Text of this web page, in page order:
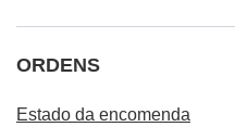
ORDENS
Estado da encomenda